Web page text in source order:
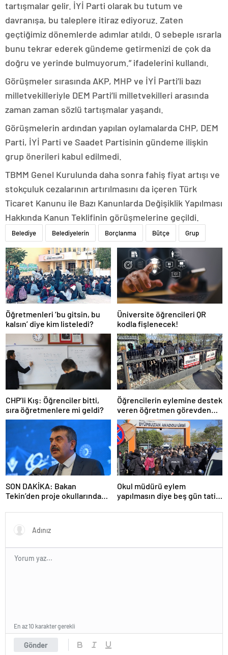
tartışmalar gelir. İYİ Parti olarak bu tutum ve
davranışa, bu taleplere itiraz ediyoruz. Zaten
geçtiğimiz dönemlerde adımlar atıldı. O sebeple ısrarla
bunu tekrar ederek gündeme getirmenizi de çok da
doğru ve yerinde bulmuyorum.” ifadelerini kullandı.
Görüşmeler sırasında AKP, MHP ve İYİ Parti’li bazı
milletvekilleriyle DEM Parti’li milletvekilleri arasında
zaman zaman sözlü tartışmalar yaşandı.
Görüşmelerin ardından yapılan oylamalarda CHP, DEM
Parti, İYİ Parti ve Saadet Partisinin gündeme ilişkin
grup önerileri kabul edilmedi.
TBMM Genel Kurulunda daha sonra fahiş fiyat artışı ve
stokçuluk cezalarının artırılmasını da içeren Türk
Ticaret Kanunu ile Bazı Kanunlarda Değişiklik Yapılması
Hakkında Kanun Teklifinin görüşmelerine geçildi.
Belediye Belediyelerin Borçlanma Bütçe Grup
Öğretmenleri ‘bu gitsin, bu
kalsın’ diye kim listeledi?
Üniversite öğrencileri QR
kodla fişlenecek!
CHP’li Kış: Öğrenciler bitti,
sıra öğretmenlere mi geldi?
Öğrencilerin eylemine destek
veren öğretmen görevden
uzaklaştırıldı
SON DAKİKA: Bakan
Tekin’den proje okullarındaki
Okul müdürü eylem
yapılmasın diye beş gün tatil
Gönder
En az 10 karakter gerekli